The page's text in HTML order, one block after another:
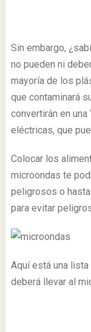
Sin embargo,
no pueden ni
mayoría de los
que contaminará
convertirán en una
eléctricas, que
Colocar los
microondas te
peligrosos o
para evitar
Aquí está una
deberá llevar al